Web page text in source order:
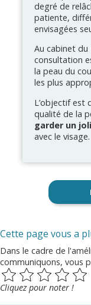
degré de
patiente,
envisagées
Au cabinet du
consultation
la peau du
les plus
L’objectif est
qualité de la
garder un
avec le visage.
Cette page vous a
Dans le cadre de
communiquons, vous
Cliquez pour noter !